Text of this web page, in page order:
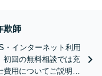
欺師
・インターネット利用
初回の無料相談では充
費用についてご説明し